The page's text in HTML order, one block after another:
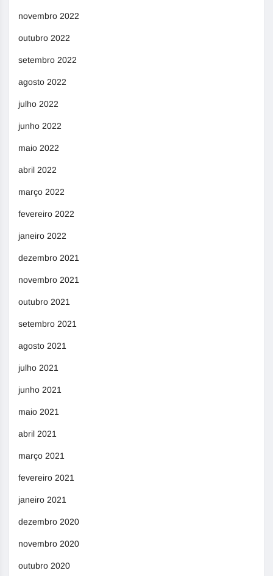
novembro 2022
outubro 2022
setembro 2022
agosto 2022
julho 2022
junho 2022
maio 2022
abril 2022
março 2022
fevereiro 2022
janeiro 2022
dezembro 2021
novembro 2021
outubro 2021
setembro 2021
agosto 2021
julho 2021
junho 2021
maio 2021
abril 2021
março 2021
fevereiro 2021
janeiro 2021
dezembro 2020
novembro 2020
outubro 2020